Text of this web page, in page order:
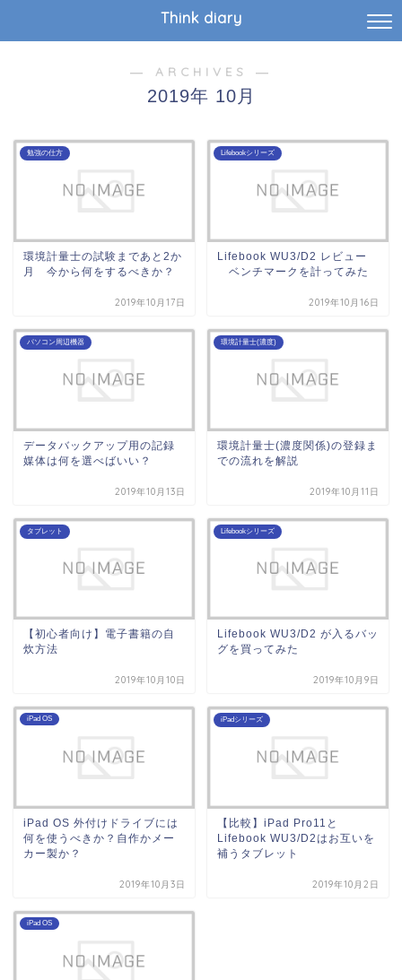
Think diary
― ARCHIVES ―
2019年 10月
勉強の仕方
環境計量士の試験まであと2か
月 今から何をするべきか？
2019年10月17日
Lifebookシリーズ
Lifebook WU3/D2 レビュー
ベンチマークを計ってみた
2019年10月16日
パソコン周辺機器
データバックアップ用の記録
媒体は何を選べばいい？
2019年10月13日
環境計量士(濃度)
環境計量士(濃度関係)の登録ま
での流れを解説
2019年10月11日
タブレット
【初心者向け】電子書籍の自
炊方法
2019年10月10日
Lifebookシリーズ
Lifebook WU3/D2 が入るバッ
グを買ってみた
2019年10月9日
iPad OS
iPad OS 外付けドライブには
何を使うべきか？自作かメー
カー製か？
2019年10月3日
iPadシリーズ
【比較】iPad Pro11と
Lifebook WU3/D2はお互いを
補うタブレット
2019年10月2日
iPad OS